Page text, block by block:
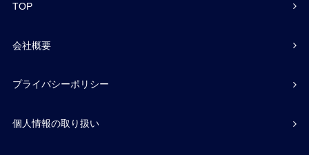
TOP
会社概要
プライバシーポリシー
個人情報の取り扱い